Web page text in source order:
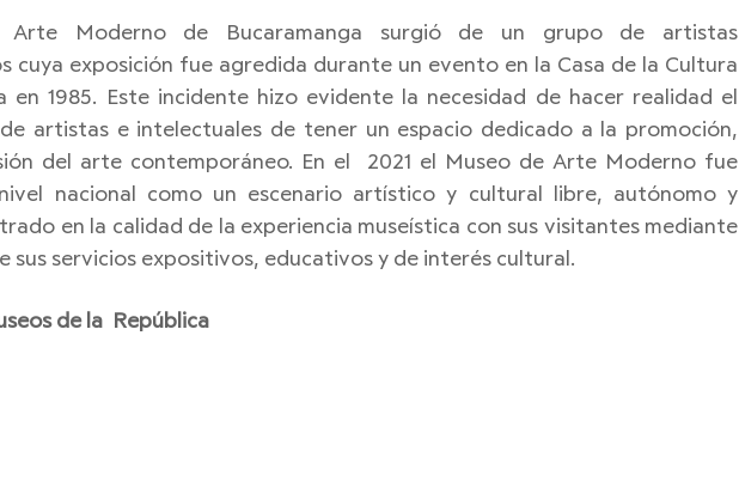
Arte Moderno de Bucaramanga surgió de un grupo de artistas
cuya exposición fue agredida durante un evento en la Casa de la Cultura
en 1985. Este incidente hizo evidente la necesidad de hacer realidad el
artistas e intelectuales de tener un espacio dedicado a la promoción,
del arte contemporáneo. En el  2021 el Museo de Arte Moderno fue
nacional como un escenario artístico y cultural libre, autónomo y
en la calidad de la experiencia museística con sus visitantes mediante
sus servicios expositivos, educativos y de interés cultural.
de la  República